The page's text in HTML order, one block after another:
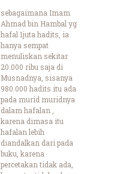
sebagaimana Imam
Ahmad bin Hambal yg
hafal 1juta hadits, ia
hanya sempat
menuliskan sekitar
20.000 ribu saja di
Musnadnya, sisanya
980.000 hadits itu ada
pada murid muridnya
dalam hafalan ,
karena dimasa itu
hafalan lebih
diandalkan dari pada
buku, karena
percetakan tidak ada,